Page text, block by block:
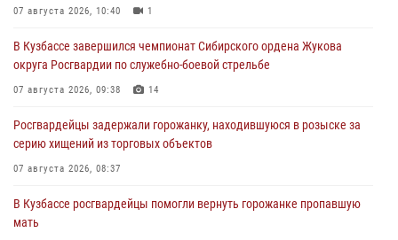
07 августа 2026, 10:40 1
В Кузбассе завершился чемпионат Сибирского ордена Жукова
округа Росгвардии по служебно-боевой стрельбе
07 августа 2026, 09:38 14
Росгвардейцы задержали горожанку, находившуюся в розыске за
серию хищений из торговых объектов
07 августа 2026, 08:37
В Кузбассе росгвардейцы помогли вернуть горожанке пропавшую
мать